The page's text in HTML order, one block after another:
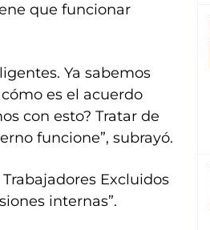
que funcionar
Ya sabemos
es el acuerdo
con esto? Tratar de
funcione”, subrayó.
Excluidos
internas”.